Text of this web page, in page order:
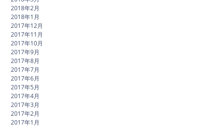
2018年2月
2018年1月
2017年12月
2017年11月
2017年10月
2017年9月
2017年8月
2017年7月
2017年6月
2017年5月
2017年4月
2017年3月
2017年2月
2017年1月